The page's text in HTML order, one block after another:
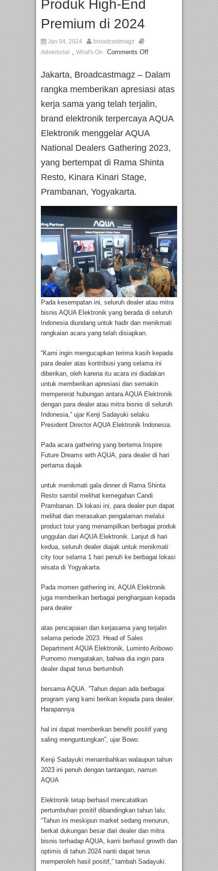
Produk High-End
Premium di 2024
Jan 04, 2024
broadcastmagz
Advertorial
, What's On Comments Off
Jakarta, Broadcastmagz – Dalam
rangka memberikan apresiasi atas
kerja sama yang telah terjalin,
brand elektronik terpercaya AQUA
Elektronik menggelar AQUA
National Dealers Gathering 2023,
yang bertempat di Rama Shinta
Resto, Kinara Kinari Stage,
Prambanan, Yogyakarta.
Pada kesempatan ini, seluruh dealer atau mitra
bisnis AQUA Elektronik yang berada di seluruh
Indonesia diundang untuk hadir dan menikmati
rangkaian acara yang telah disiapkan.
“Kami ingin mengucapkan terima kasih kepada
para dealer atas kontribusi yang selama ini
diberikan, oleh karena itu acara ini diadakan
untuk memberikan apresiasi dan semakin
mempererat hubungan antara AQUA Elektronik
dengan para dealer atau mitra bisnis di seluruh
Indonesia,” ujar Kenji Sadayuki selaku
President Director AQUA Elektronik Indonesia.
Pada acara gathering yang bertema Inspire
Future Dreams with AQUA, para dealer di hari
pertama diajak
untuk menikmati gala dinner di Rama Shinta
Resto sambil melihat kemegahan Candi
Prambanan. Di lokasi ini, para dealer pun dapat
melihat dan merasakan pengalaman melalui
product tour yang menampilkan berbagai produk
unggulan dari AQUA Elektronik. Lanjut di hari
kedua, seluruh dealer diajak untuk menikmati
city tour selama 1 hari penuh ke berbagai lokasi
wisata di Yogyakarta.
Pada momen gathering ini, AQUA Elektronik
juga memberikan berbagai penghargaan kepada
para dealer
atas pencapaian dan kerjasama yang terjalin
selama periode 2023. Head of Sales
Department AQUA Elektronik, Luminto Aribowo
Purnomo mengatakan, bahwa dia ingin para
dealer dapat terus bertumbuh
bersama AQUA. ”Tahun depan ada berbagai
program yang kami berikan kepada para dealer.
Harapannya
hal ini dapat memberikan benefit positif yang
saling menguntungkan”, ujar Bowo.
Kenji Sadayuki menambahkan walaupun tahun
2023 ini penuh dengan tantangan, namun
AQUA
Elektronik tetap berhasil mencatatkan
pertumbuhan positif dibandingkan tahun lalu.
“Tahun ini meskipun market sedang menurun,
berkat dukungan besar dari dealer dan mitra
bisnis terhadap AQUA, kami berhasil growth dan
optimis di tahun 2024 nanti dapat terus
memperoleh hasil positif,” tambah Sadayuki.